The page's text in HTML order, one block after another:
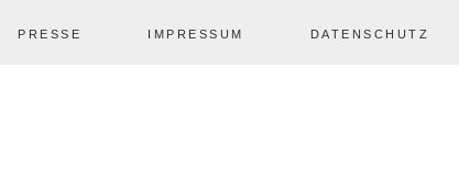
PRESSE IMPRESSUM DATENSCHUTZ